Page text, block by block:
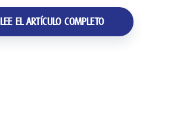
LEE EL ARTÍCULO COMPLETO